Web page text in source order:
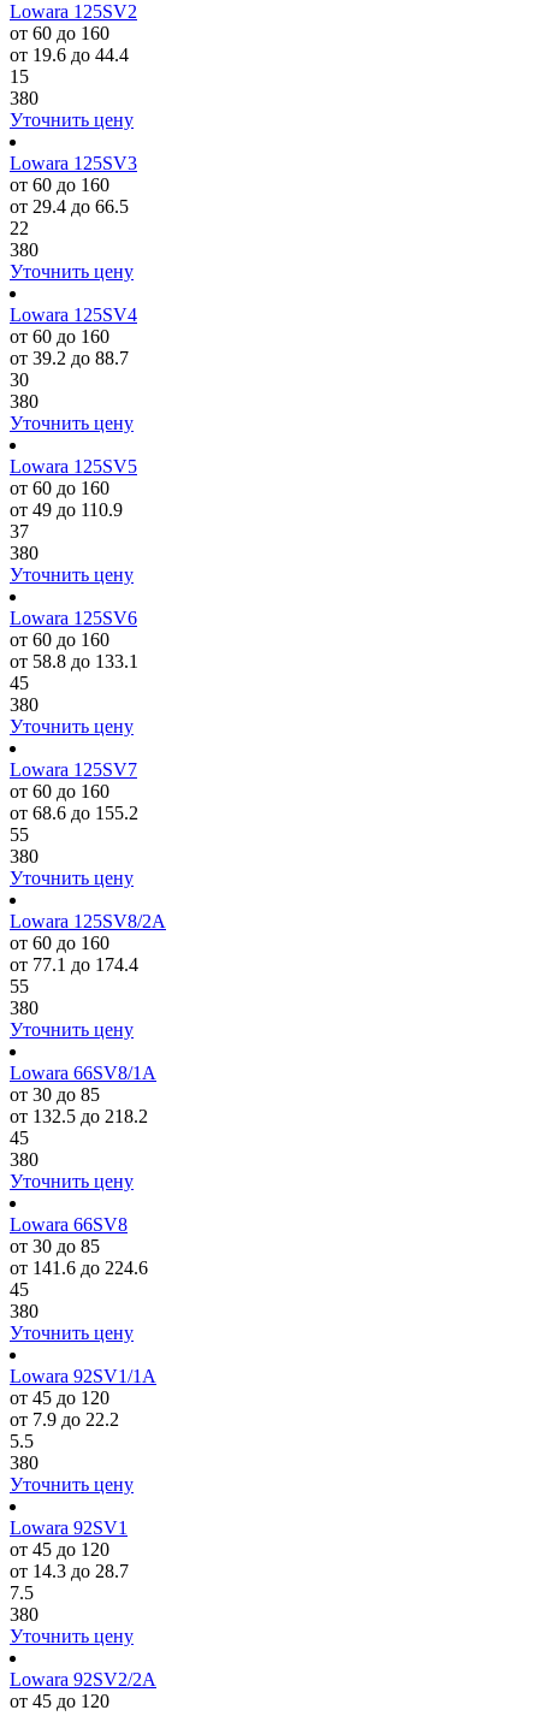
Lowara 125SV2
от 60 до 160
от 19.6 до 44.4
15
380
Уточнить цену
Lowara 125SV3
от 60 до 160
от 29.4 до 66.5
22
380
Уточнить цену
Lowara 125SV4
от 60 до 160
от 39.2 до 88.7
30
380
Уточнить цену
Lowara 125SV5
от 60 до 160
от 49 до 110.9
37
380
Уточнить цену
Lowara 125SV6
от 60 до 160
от 58.8 до 133.1
45
380
Уточнить цену
Lowara 125SV7
от 60 до 160
от 68.6 до 155.2
55
380
Уточнить цену
Lowara 125SV8/2A
от 60 до 160
от 77.1 до 174.4
55
380
Уточнить цену
Lowara 66SV8/1A
от 30 до 85
от 132.5 до 218.2
45
380
Уточнить цену
Lowara 66SV8
от 30 до 85
от 141.6 до 224.6
45
380
Уточнить цену
Lowara 92SV1/1A
от 45 до 120
от 7.9 до 22.2
5.5
380
Уточнить цену
Lowara 92SV1
от 45 до 120
от 14.3 до 28.7
7.5
380
Уточнить цену
Lowara 92SV2/2A
от 45 до 120